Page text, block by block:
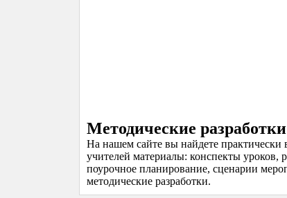
Методические разработки
На нашем сайте вы найдете практически
учителей материалы: конспекты уроков,
поурочное планирование, сценарии
методические разработки.